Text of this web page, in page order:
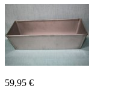
59,95 €